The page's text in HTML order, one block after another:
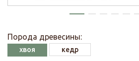
Порода древесины:
хвоя кедр